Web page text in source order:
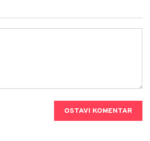
OSTAVI KOMENTAR